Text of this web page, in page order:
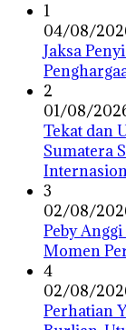
1
04/08/
Jaksa
2
01/08/
Tekat dan
Sumatera
3
02/08/
Peby
Momen
4
02/08/
Perhatian